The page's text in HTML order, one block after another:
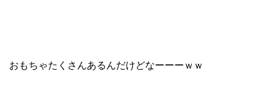
おもちゃたくさんあるんだけどなーーーｗｗ